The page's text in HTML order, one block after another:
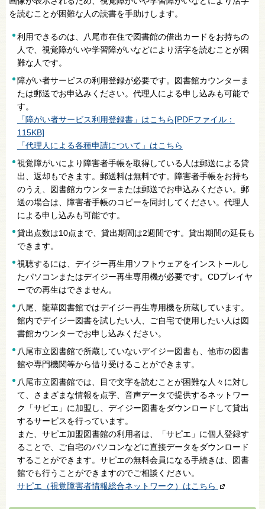
を読むことが困難な人の読書を手助けします。
利用できるのは、八尾市在住で図書館の借出カードをお持ちの
人で、視覚障がいや学習障がいなどにより活字を読むことが困
難な人です。
障がい者サービスの利用登録が必要です。図書館カウンターま
たは郵送でお申込みください。代理人による申し込みも可能で
す。
「障がい者サービス利用登録書」はこちら[PDFファイル：
115KB]
「代理人による各種申請について」はこちら
視覚障がいにより障害者手帳を取得している人は郵送による貸
出、返却もできます。郵送料は無料です。障害者手帳をお持ち
のうえ、図書館カウンターまたは郵送でお申込みください。郵
送の場合は、障害者手帳のコピーを同封してください。代理人
による申し込みも可能です。
貸出点数は10点まで、貸出期間は2週間です。貸出期間の延長も
できます。
視聴するには、デイジー再生用ソフトウェアをインストールし
たパソコンまたはデイジー再生専用機が必要です。CDプレイヤ
ーでの再生はできません。
八尾、龍華図書館ではデイジー再生専用機を所蔵しています。
館内でデイジー図書を試したい人、ご自宅で使用したい人は図
書館カウンターでお申し込みください。
八尾市立図書館で所蔵していないデイジー図書も、他市の図書
館や専門機関等から借り受けることができます。
八尾市立図書館では、目で文字を読むことが困難な人々に対し
て、さまざまな情報を点字、音声データで提供するネットワー
ク「サピエ」に加盟し、デイジー図書をダウンロードして貸出
するサービスを行っています。
また、サピエ加盟図書館の利用者は、「サピエ」に個人登録す
ることで、ご自宅のパソコンなどに直接データをダウンロード
することができます。サピエの無料会員になる手続きは、図書
館でも行うことができますのでご相談ください。
サピエ（視覚障害者情報総合ネットワーク）はこちら